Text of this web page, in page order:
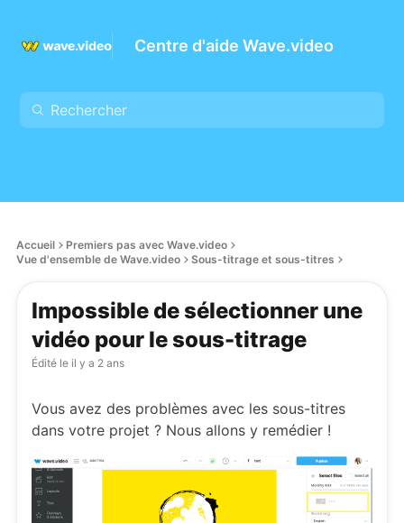
Centre d'aide Wave.video
Accueil
Premiers pas avec Wave.video
Vue d'ensemble de Wave.video
Sous-titrage et sous-titres
Impossible de sélectionner une
vidéo pour le sous-titrage
Édité le il y a 2 ans
Vous avez des problèmes avec les sous-titres
dans votre projet ? Nous allons y remédier !